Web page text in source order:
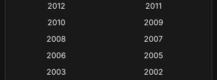
Coming-of-age ชีวิตวัยรุ่น (13)
Crime อาชญากรรม (48)
2012
2011
2010
2009
2008
2007
2006
2005
2003
2002